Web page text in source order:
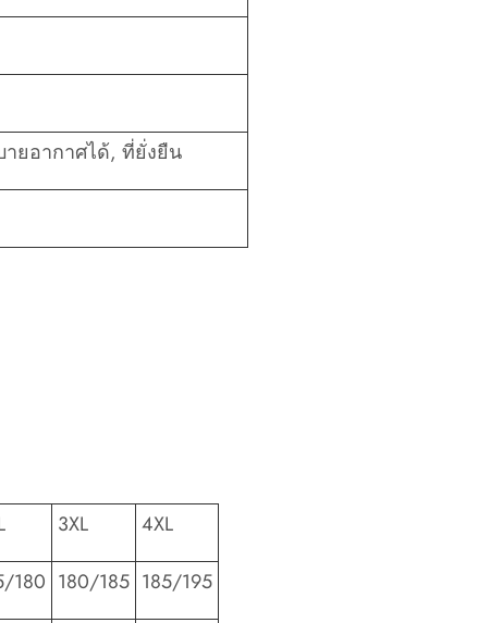
ายอากาศได้, ที่ยั่งยืน
3XL 4XL
180 180/185 185/195